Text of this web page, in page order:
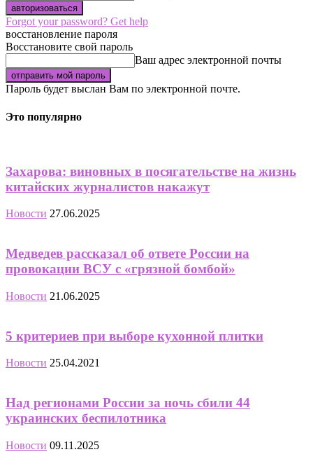
Forgot your password? Get help
восстановление пароля
Восстановите свой пароль
Ваш адрес электронной почты
Пароль будет выслан Вам по электронной почте.
Это популярно
Захарова: виновных в посягательстве на жизнь
китайских журналистов накажут
Новости 27.06.2025
Медведев рассказал об ответе России на
провокации ВСУ с «грязной бомбой»
Новости 21.06.2025
5 критериев при выборе кухонной плитки
Новости 25.04.2021
Над регионами России за ночь сбили 44
украинских беспилотника
Новости 09.11.2025